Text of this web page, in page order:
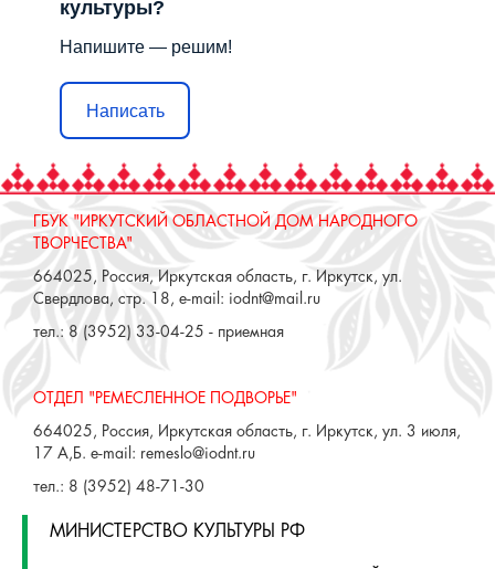
культуры?
Напишите — решим!
Написать
ГБУК "ИРКУТСКИЙ ОБЛАСТНОЙ ДОМ НАРОДНОГО
ТВОРЧЕСТВА"
664025, Россия, Иркутская область, г. Иркутск, ул.
Свердлова, стр. 18, e-mail: iodnt@mail.ru
тел.: 8 (3952) 33-04-25 - приемная
ОТДЕЛ "РЕМЕСЛЕННОЕ ПОДВОРЬЕ"
664025, Россия, Иркутская область, г. Иркутск, ул. 3 июля,
17 А,Б. e-mail: remeslo@iodnt.ru
тел.: 8 (3952) 48-71-30
МИНИСТЕРСТВО КУЛЬТУРЫ РФ